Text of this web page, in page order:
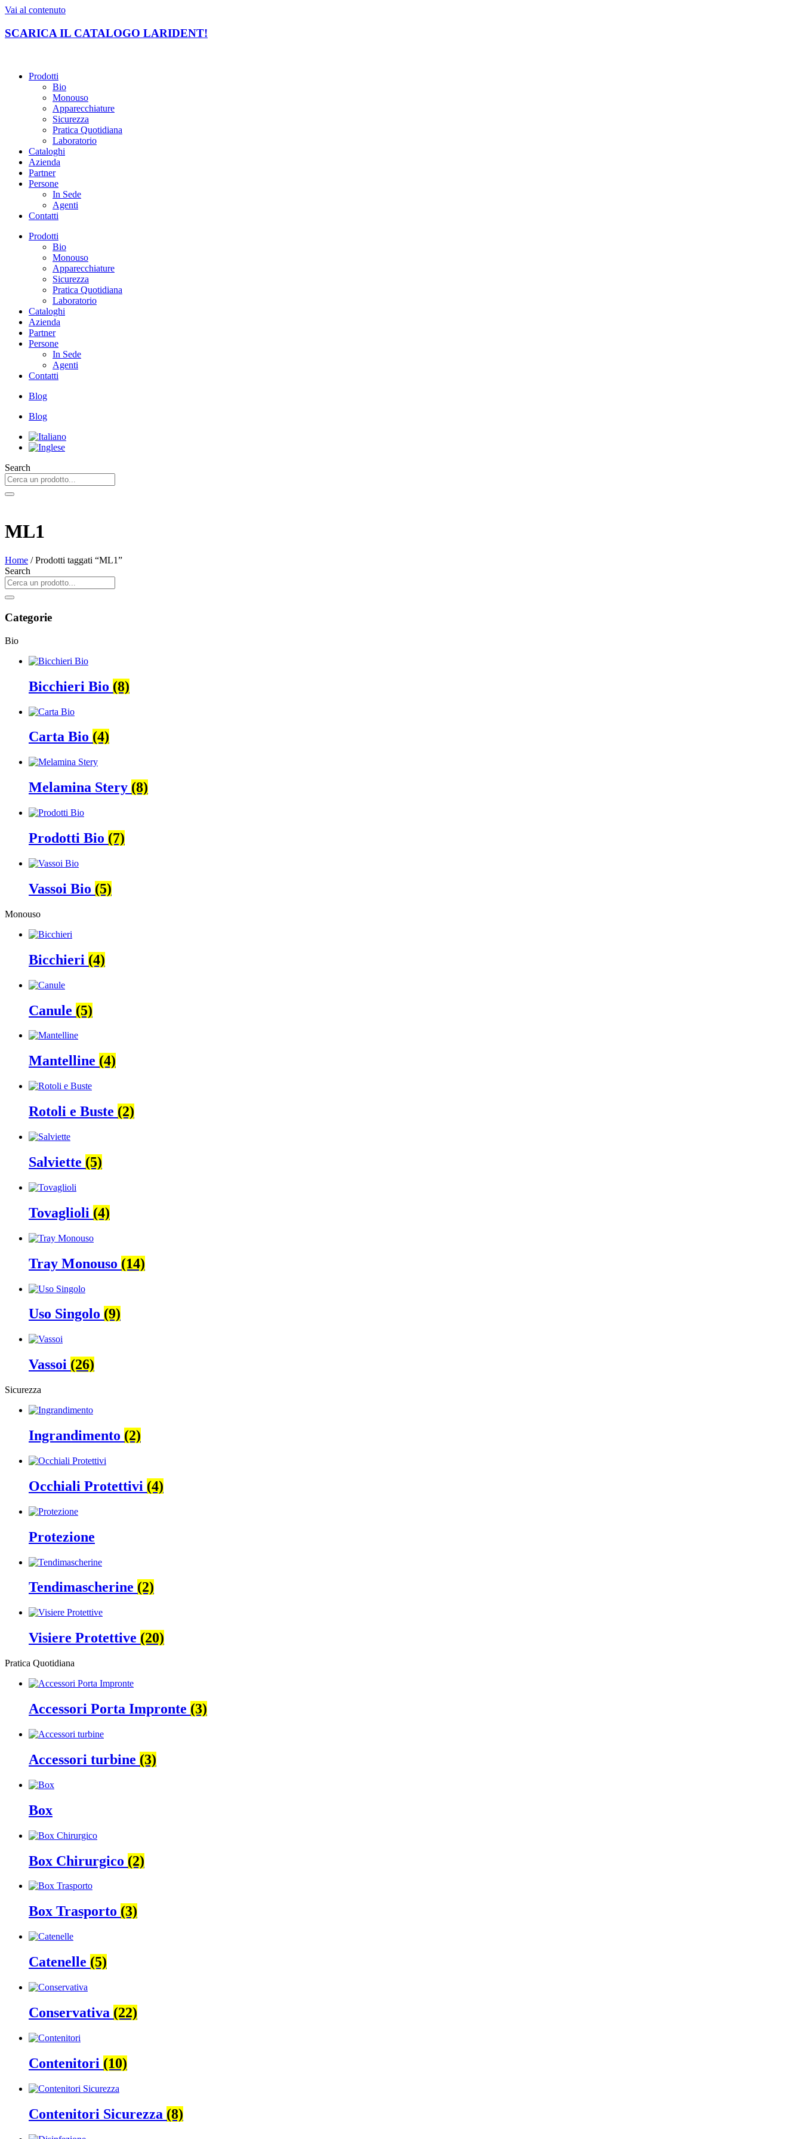
Vai al contenuto
SCARICA IL CATALOGO LARIDENT!
Prodotti
Bio
Monouso
Apparecchiature
Sicurezza
Pratica Quotidiana
Laboratorio
Cataloghi
Azienda
Partner
Persone
In Sede
Agenti
Contatti
Prodotti
Bio
Monouso
Apparecchiature
Sicurezza
Pratica Quotidiana
Laboratorio
Cataloghi
Azienda
Partner
Persone
In Sede
Agenti
Contatti
Blog
Blog
Search
ML1
Home / Prodotti taggati “ML1”
Search
Categorie
Bio
Bicchieri Bio (8)
Carta Bio (4)
Melamina Stery (8)
Prodotti Bio (7)
Vassoi Bio (5)
Monouso
Bicchieri (4)
Canule (5)
Mantelline (4)
Rotoli e Buste (2)
Salviette (5)
Tovaglioli (4)
Tray Monouso (14)
Uso Singolo (9)
Vassoi (26)
Sicurezza
Ingrandimento (2)
Occhiali Protettivi (4)
Protezione
Tendimascherine (2)
Visiere Protettive (20)
Pratica Quotidiana
Accessori Porta Impronte (3)
Accessori turbine (3)
Box
Box Chirurgico (2)
Box Trasporto (3)
Catenelle (5)
Conservativa (22)
Contenitori (10)
Contenitori Sicurezza (8)